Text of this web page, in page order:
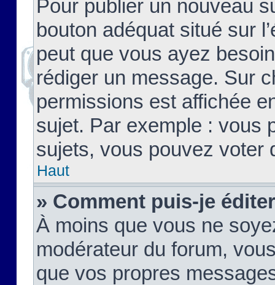
Pour publier un nouveau
bouton adéquat situé sur
peut que vous ayez
rédiger un message. Sur
permissions est affichée
sujet. Par exemple : vous
sujets, vous pouvez voter
Haut
» Comment puis-je
À moins que vous ne
modérateur du forum,
que vos propres